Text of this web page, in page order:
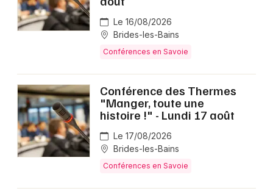
Le 16/08/2026
Brides-les-Bains
Conférences en Savoie
Conférence des Thermes
"Manger, toute une
histoire !" - Lundi 17 août
Le 17/08/2026
Brides-les-Bains
Conférences en Savoie